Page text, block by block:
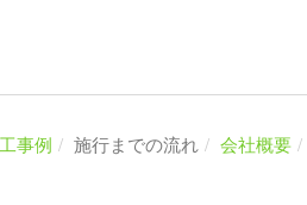
事例 施行までの流れ 会社概要